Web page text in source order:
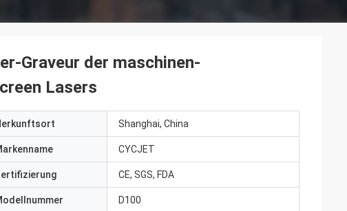
Graveur der maschinen-
Lasers
Shanghai, China
CYCJET
CE, SGS, FDA
D100